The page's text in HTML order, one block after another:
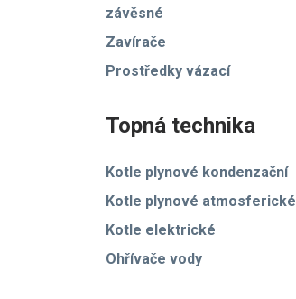
závěsné
Zavírače
Prostředky vázací
Topná technika
Kotle plynové kondenzační
Kotle plynové atmosferické
Kotle elektrické
Ohřívače vody